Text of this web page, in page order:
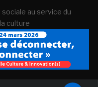
au service du
culture